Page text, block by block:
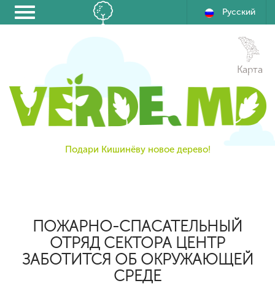
Русский
Подари Кишинёву новое дерево!
Карта
ПОЖАРНО-СПАСАТЕЛЬНЫЙ
ОТРЯД СЕКТОРА ЦЕНТР
ЗАБОТИТСЯ ОБ ОКРУЖАЮЩЕЙ
СРЕДЕ